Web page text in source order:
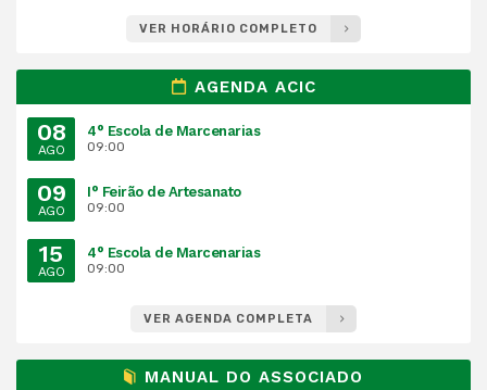
VER HORÁRIO COMPLETO
AGENDA ACIC
08
AGO
4° Escola de Marcenarias
09:00
09
AGO
I° Feirão de Artesanato
09:00
15
AGO
4° Escola de Marcenarias
09:00
VER AGENDA COMPLETA
MANUAL DO ASSOCIADO